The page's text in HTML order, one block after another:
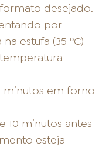
desejado.
por
estufa (35 ºC)
minutos em forno
10 minutos antes
esteja